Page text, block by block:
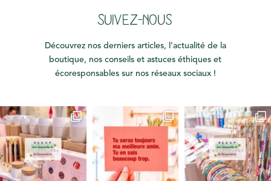
SUIVEZ-NOUS
Découvrez nos derniers articles, l’actualité de la
boutique, nos conseils et astuces éthiques et
écoresponsables sur nos réseaux sociaux !